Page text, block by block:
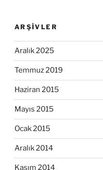
ARŞIVLER
Aralık 2025
Temmuz 2019
Haziran 2015
Mayıs 2015
Ocak 2015
Aralık 2014
Kasım 2014